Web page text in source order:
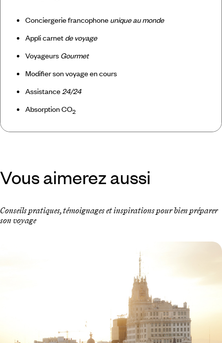
Conciergerie francophone unique au monde
Appli carnet de voyage
Voyageurs Gourmet
Modifier son voyage en cours
Assistance 24/24
Absorption CO2
Vous aimerez aussi
Conseils pratiques, témoignages et inspirations pour bien préparer
son voyage